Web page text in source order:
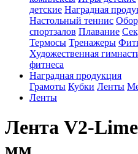
детские Наградная
Настольный теннис
спортзалов Плавание
Термосы Тренажеры
Художественная
фитнеса
Наградная продукция
Грамоты Кубки Ленты
Ленты
Лента V2-